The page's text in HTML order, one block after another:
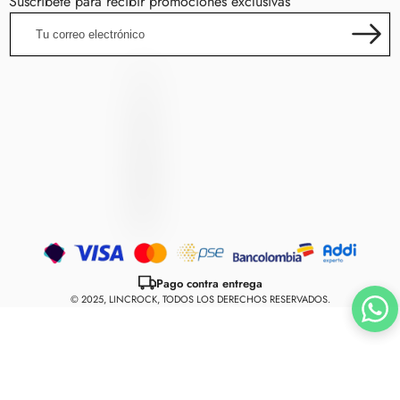
correo
electrónico
Métodos
de
Pago contra entrega
© 2025, LINCROCK, TODOS LOS DERECHOS RESERVADOS.